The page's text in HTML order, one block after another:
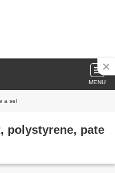
MENU
a sel
polystyrene, pate